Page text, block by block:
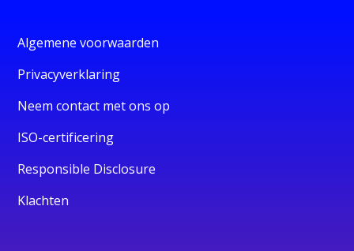
Algemene voorwaarden
Privacyverklaring
Neem contact met ons op
ISO-certificering
Responsible Disclosure
Klachten